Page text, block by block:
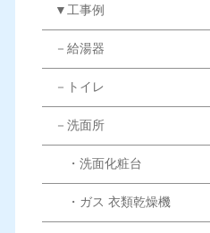
▼工事例
－給湯器
－トイレ
－洗面所
・洗面化粧台
・ガス 衣類乾燥機